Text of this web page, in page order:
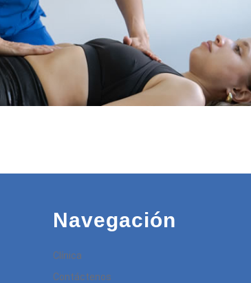
Navegación
Clínica
Contáctenos